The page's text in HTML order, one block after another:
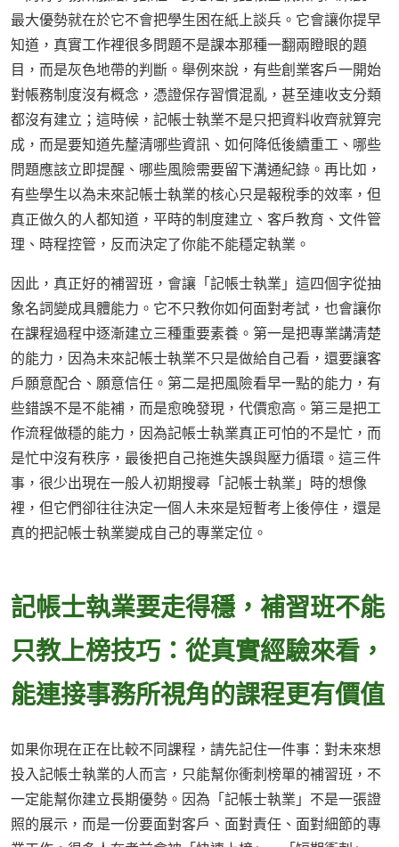
最大優勢就在於它不會把學生困在紙上談兵。它會讓你提早
知道，真實工作裡很多問題不是課本那種一翻兩瞪眼的題
目，而是灰色地帶的判斷。舉例來說，有些創業客戶一開始
對帳務制度沒有概念，憑證保存習慣混亂，甚至連收支分類
都沒有建立；這時候，記帳士執業不是只把資料收齊就算完
成，而是要知道先釐清哪些資訊、如何降低後續重工、哪些
問題應該立即提醒、哪些風險需要留下溝通紀錄。再比如，
有些學生以為未來記帳士執業的核心只是報稅季的效率，但
真正做久的人都知道，平時的制度建立、客戶教育、文件管
理、時程控管，反而決定了你能不能穩定執業。
因此，真正好的補習班，會讓「記帳士執業」這四個字從抽
象名詞變成具體能力。它不只教你如何面對考試，也會讓你
在課程過程中逐漸建立三種重要素養。第一是把專業講清楚
的能力，因為未來記帳士執業不只是做給自己看，還要讓客
戶願意配合、願意信任。第二是把風險看早一點的能力，有
些錯誤不是不能補，而是愈晚發現，代價愈高。第三是把工
作流程做穩的能力，因為記帳士執業真正可怕的不是忙，而
是忙中沒有秩序，最後把自己拖進失誤與壓力循環。這三件
事，很少出現在一般人初期搜尋「記帳士執業」時的想像
裡，但它們卻往往決定一個人未來是短暫考上後停住，還是
真的把記帳士執業變成自己的專業定位。
記帳士執業要走得穩，補習班不能
只教上榜技巧：從真實經驗來看，
能連接事務所視角的課程更有價值
如果你現在正在比較不同課程，請先記住一件事：對未來想
投入記帳士執業的人而言，只能幫你衝刺榜單的補習班，不
一定能幫你建立長期優勢。因為「記帳士執業」不是一張證
照的展示，而是一份要面對客戶、面對責任、面對細節的專